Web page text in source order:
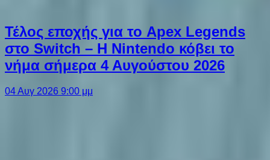
Τέλος εποχής για το Apex Legends
στο Switch – Η Nintendo κόβει το
νήμα σήμερα 4 Αυγούστου 2026
04 Αυγ 2026 9:00 μμ